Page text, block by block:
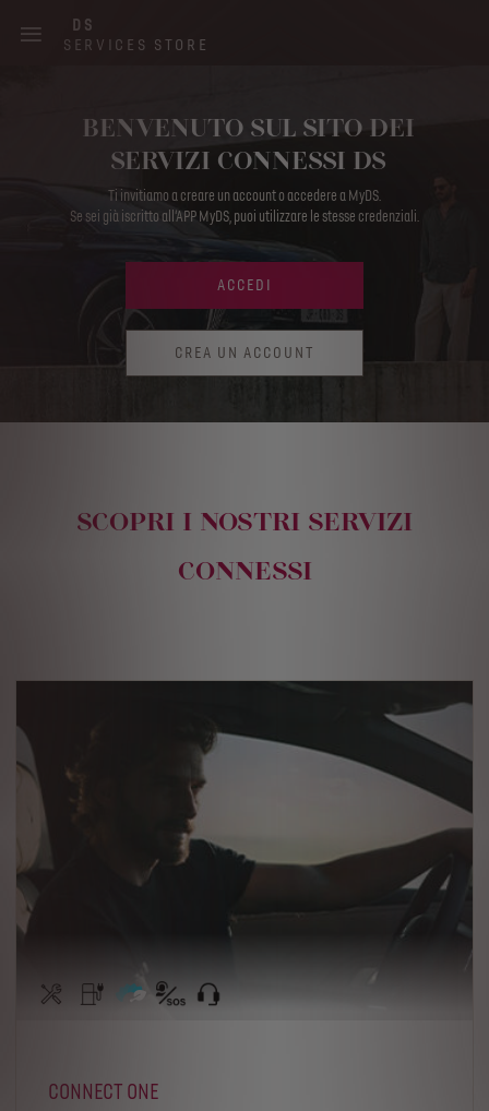
DS
SERVICES STORE
navigation
BENVENUTO SUL SITO DEI
SERVIZI CONNESSI DS
Ti invitiamo a creare un account o accedere a MyDS.
Se sei già iscritto all‘APP MyDS, puoi utilizzare le stesse credenziali.
ACCEDI
CREA UN ACCOUNT
SCOPRI I NOSTRI SERVIZI
CONNESSI
CONNECT ONE